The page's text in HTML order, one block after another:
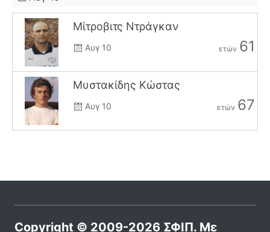
Μίτροβιτς Ντράγκαν
Αυγ 10 ετών 61
Μυστακίδης Κώστας
Αυγ 10 ετών 67
Copyright © 2009-2026 ΣΦΙΠ. Με